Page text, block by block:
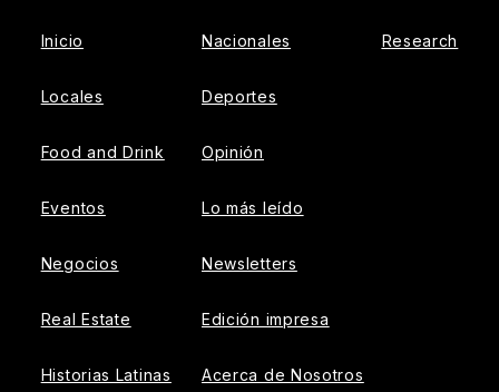
Inicio
Locales
Food and Drink
Eventos
Negocios
Real Estate
Historias Latinas
Nacionales
Deportes
Opinión
Lo más leído
Newsletters
Edición impresa
Acerca de Nosotros
Research